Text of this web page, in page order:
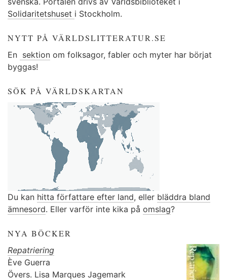
Solidaritetshuset i Stockholm.
NYTT PÅ VÄRLDSLITTERATUR.SE
En sektion om folksagor, fabler och myter har börjat
byggas!
SÖK PÅ VÄRLDSKARTAN
Du kan hitta författare efter land, eller bläddra bland
ämnesord. Eller varför inte kika på omslag?
NYA BÖCKER
Repatriering
Ève Guerra
Övers. Lisa Marques Jagemark